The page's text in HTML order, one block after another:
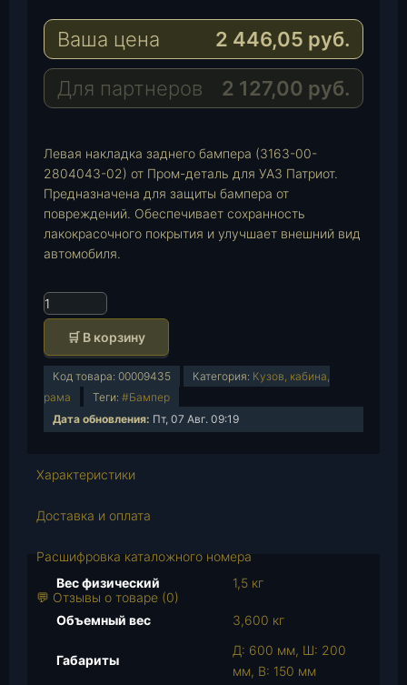
e
r
a
m
a
s
A
p
a
i
l
Ваша цена 2 446,05 руб.
Для партнеров 2 127,00 руб.
Левая накладка заднего бампера (3163-00-
2804043-02) от Пром-деталь для УАЗ Патриот.
Предназначена для защиты бампера от
повреждений. Обеспечивает сохранность
лакокрасочного покрытия и улучшает внешний вид
автомобиля.
К
о
и
е
в
т
в
р
🛒 В корзину
Код товара: 00009435 Категория: Кузов, кабина,
рама
Теги: #Бампер
Дата обновления: Пт, 07 Авг. 09:19
Характеристики
Доставка и оплата
Расшифровка каталожного номера
💬 Отзывы о товаре (0)
Вес физический 1,5 кг
Объемный вес 3,600 кг
Габариты
Д: 600 мм, Ш: 200
мм, В: 150 мм